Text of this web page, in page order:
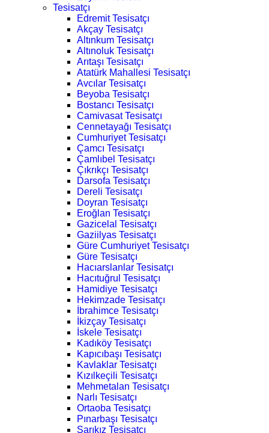
Tesisatçı
Edremit Tesisatçı
Akçay Tesisatçı
Altınkum Tesisatçı
Altınoluk Tesisatçı
Arıtaşı Tesisatçı
Atatürk Mahallesi Tesisatçı
Avcılar Tesisatçı
Beyoba Tesisatçı
Bostancı Tesisatçı
Camivasat Tesisatçı
Cennetayağı Tesisatçı
Cumhuriyet Tesisatçı
Çamcı Tesisatçı
Çamlıbel Tesisatçı
Çıkrıkçı Tesisatçı
Darsofa Tesisatçı
Dereli Tesisatçı
Doyran Tesisatçı
Eroğlan Tesisatçı
Gazicelal Tesisatçı
Gaziilyas Tesisatçı
Güre Cumhuriyet Tesisatçı
Güre Tesisatçı
Hacıarslanlar Tesisatçı
Hacıtuğrul Tesisatçı
Hamidiye Tesisatçı
Hekimzade Tesisatçı
İbrahimce Tesisatçı
İkizçay Tesisatçı
İskele Tesisatçı
Kadıköy Tesisatçı
Kapıcıbaşı Tesisatçı
Kavlaklar Tesisatçı
Kızılkeçili Tesisatçı
Mehmetalan Tesisatçı
Narlı Tesisatçı
Ortaoba Tesisatçı
Pınarbaşı Tesisatçı
Sarıkız Tesisatçı